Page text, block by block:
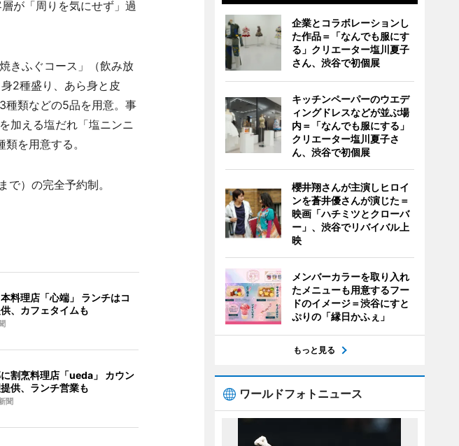
が「周りを気にせず」過
きふぐコース」（飲み放
2種盛り、あら身と皮
種類などの5品を用意。事
加える塩だれ「塩ニンニ
を用意する。
）の完全予約制。
料理店「心端」 ランチはコ
、カフェタイムも
割烹料理店「ueda」 カウン
供、ランチ営業も
聞
企業とコラボレーションし
た作品＝「なんでも服にす
る」クリエーター塩川夏子
さん、渋谷で初個展
キッチンペーパーのウエデ
ィングドレスなどが並ぶ場
内＝「なんでも服にする」
クリエーター塩川夏子さ
ん、渋谷で初個展
櫻井翔さんが主演しヒロイ
ンを蒼井優さんが演じた＝
映画「ハチミツとクローバ
ー」、渋谷でリバイバル上
映
メンバーカラーを取り入れ
たメニューも用意するフー
ドのイメージ＝渋谷にすと
ぷりの「縁日かふぇ」
もっと見る
ワールドフォトニュース